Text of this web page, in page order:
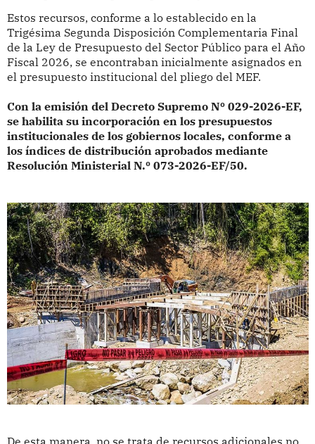
Estos recursos, conforme a lo establecido en la
Trigésima Segunda Disposición Complementaria Final
de la Ley de Presupuesto del Sector Público para el Año
Fiscal 2026, se encontraban inicialmente asignados en
el presupuesto institucional del pliego del MEF.
Con la emisión del Decreto Supremo Nº 029-2026-EF,
se habilita su incorporación en los presupuestos
institucionales de los gobiernos locales, conforme a
los índices de distribución aprobados mediante
Resolución Ministerial N.º 073-2026-EF/50.
De esta manera, no se trata de recursos adicionales no